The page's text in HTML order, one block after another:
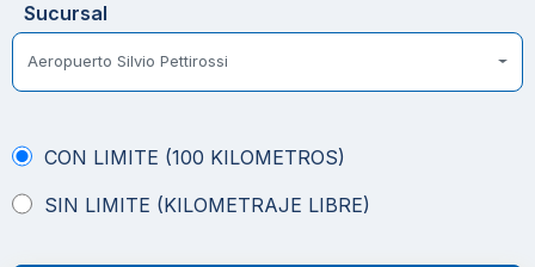
Sucursal
Aeropuerto Silvio Pettirossi
CON LIMITE (100 KILOMETROS)
SIN LIMITE (KILOMETRAJE LIBRE)